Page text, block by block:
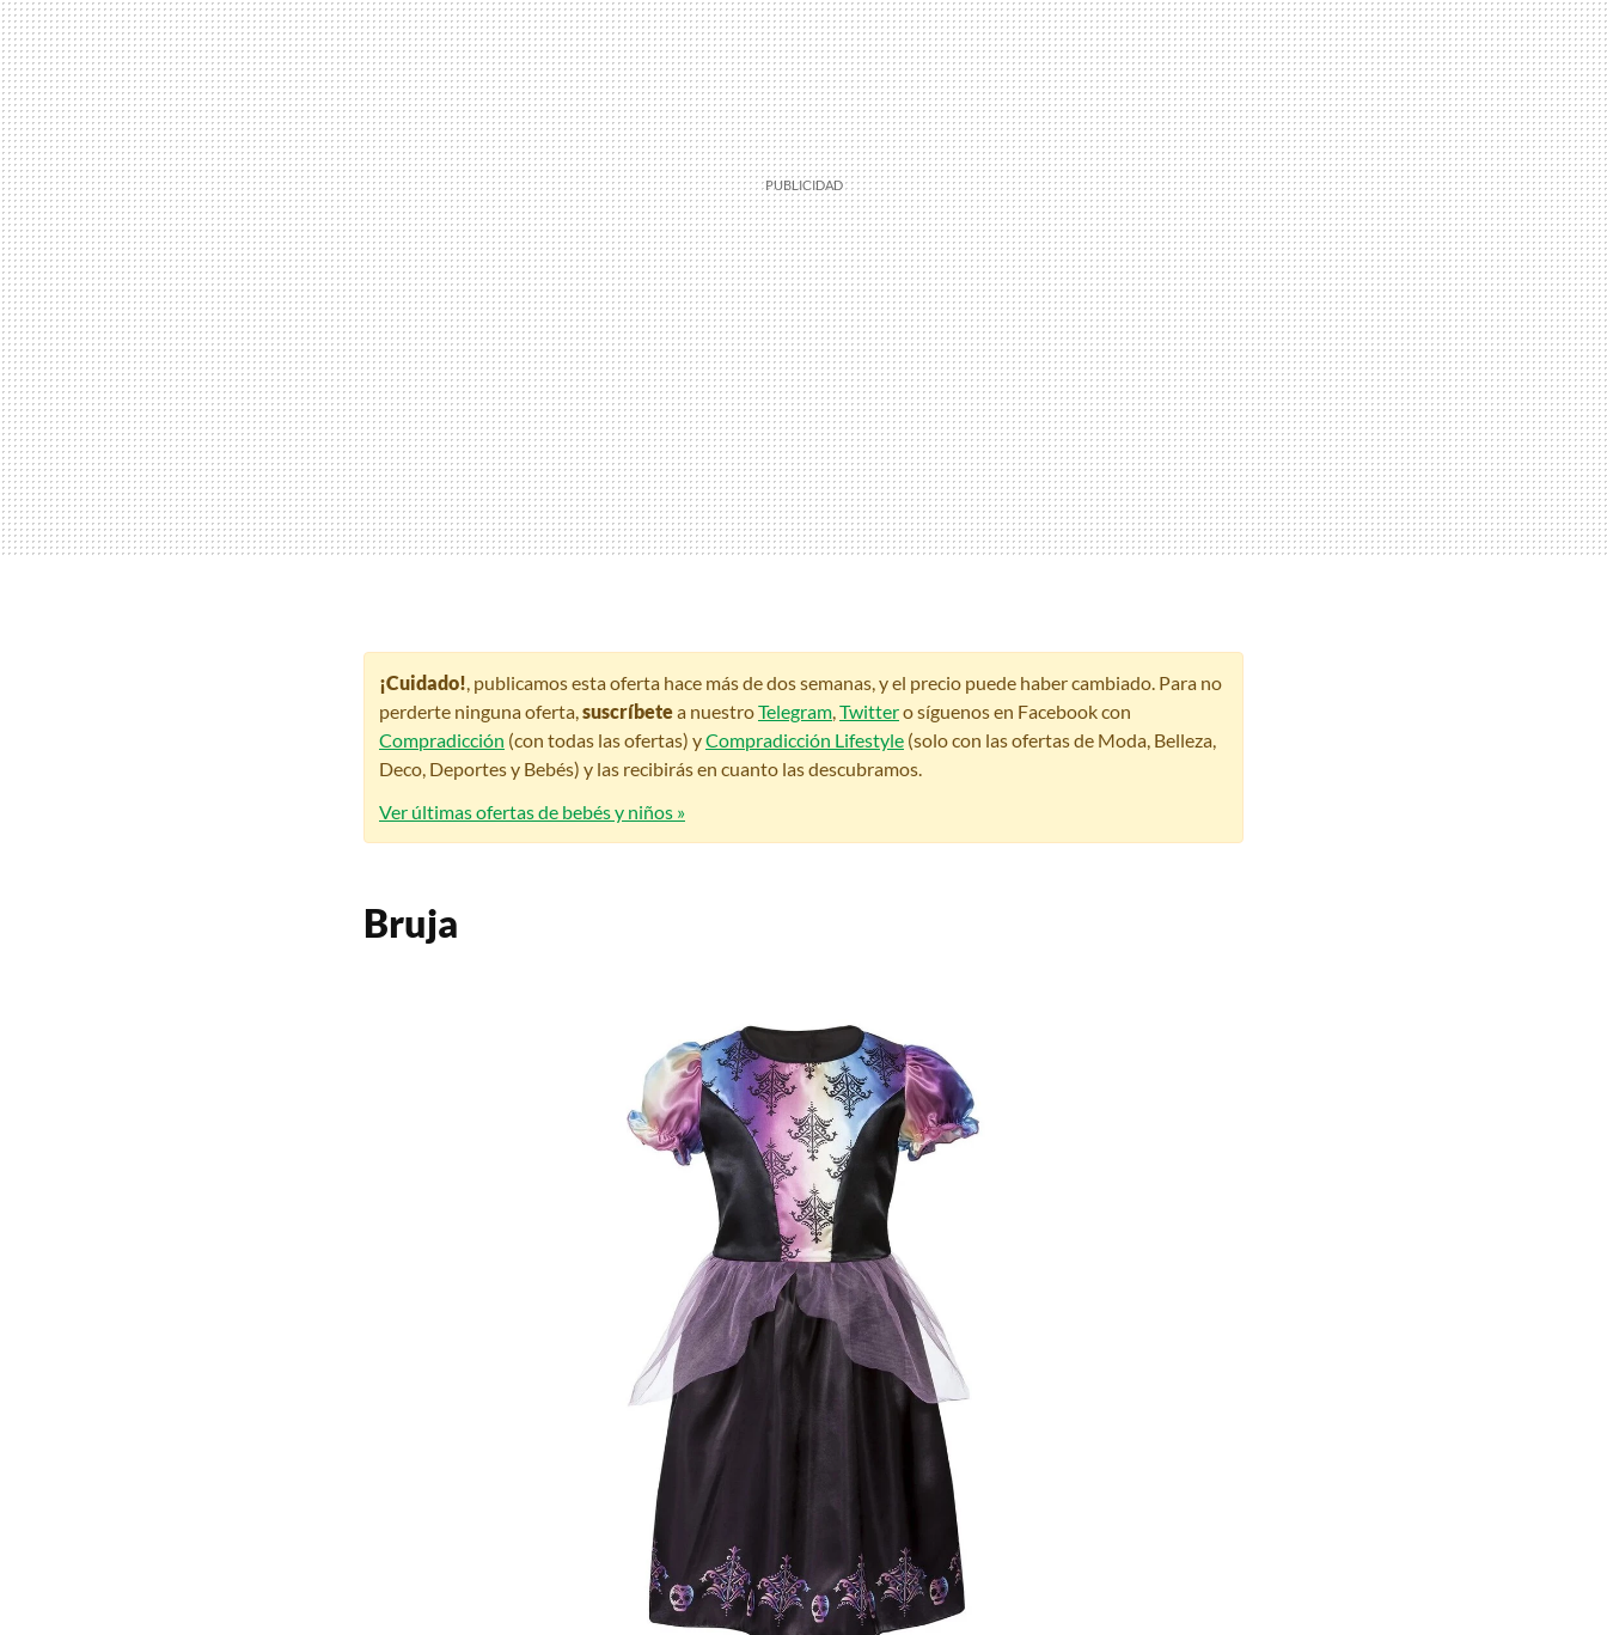
¡Cuidado! , publicamos esta oferta hace más de dos semanas, y el precio puede haber cambiado. Para no
perderte ninguna oferta, suscríbetea nuestroTelegram Twittero síguenos en Facebook con
Compradicción (con todas las ofertas) yCompradicción Lifestyle (solo con las ofertas de Moda, Belleza,
Deco, Deportes y Bebés) y las recibirás en cuanto las descubramos.
Ver últimas ofertas de bebés y niños »
Bruja